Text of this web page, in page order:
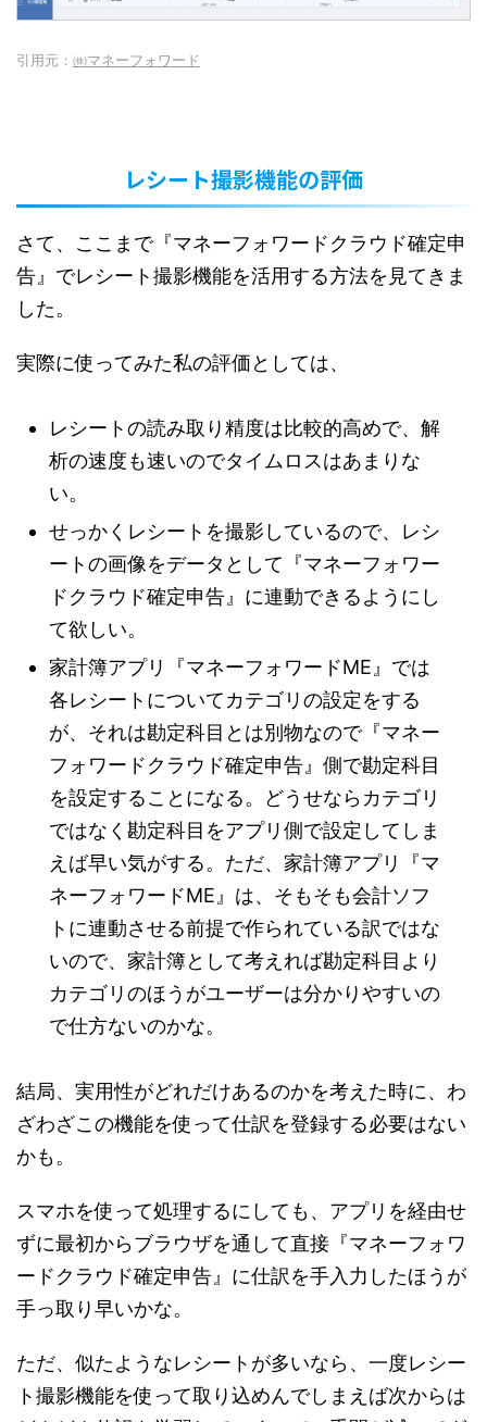
引用元： ㈱マネーフォワード
レシート撮影機能の評価
さて、ここまで『マネーフォワードクラウド確定申
告』でレシート撮影機能を活用する方法を見てきま
した。
実際に使ってみた私の評価としては、
レシートの読み取り精度は比較的高めで、解
析の速度も速いのでタイムロスはあまりな
い。
せっかくレシートを撮影しているので、レシ
ートの画像をデータとして『マネーフォワー
ドクラウド確定申告』に連動できるようにし
て欲しい。
家計簿アプリ『マネーフォワードME』では
各レシートについてカテゴリの設定をする
が、それは勘定科目とは別物なので『マネー
フォワードクラウド確定申告』側で勘定科目
を設定することになる。どうせならカテゴリ
ではなく勘定科目をアプリ側で設定してしま
えば早い気がする。ただ、家計簿アプリ『マ
ネーフォワードME』は、そもそも会計ソフ
トに連動させる前提で作られている訳ではな
いので、家計簿として考えれば勘定科目より
カテゴリのほうがユーザーは分かりやすいの
で仕方ないのかな。
結局、実用性がどれだけあるのかを考えた時に、わ
ざわざこの機能を使って仕訳を登録する必要はない
かも。
スマホを使って処理するにしても、アプリを経由せ
ずに最初からブラウザを通して直接『マネーフォワ
ードクラウド確定申告』に仕訳を手入力したほうが
手っ取り早いかな。
ただ、似たようなレシートが多いなら、一度レシー
ト撮影機能を使って取り込めんでしまえば次からは